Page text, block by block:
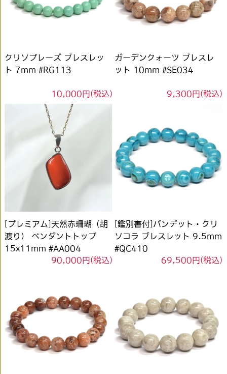
クリソプレーズ ブレスレッ
ト 7mm #RG113
10,000円(税込)
ガーデンクォーツ ブレスレ
ット 10mm #SE034
9,300円(税込)
[プレミアム]天然赤珊瑚（胡
渡り） ペンダントトップ
15x11mm #AA004
90,000円(税込)
[鑑別書付]バンデット・クリ
ソコラ ブレスレット 9.5mm
#QC410
69,500円(税込)